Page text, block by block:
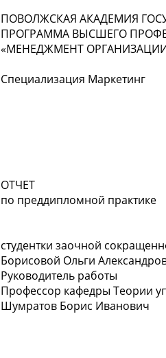
ПОВОЛЖСКАЯ АКАДЕМИЯ
ПРОГРАММА ВЫСШЕГО
«МЕНЕДЖМЕНТ
Специализация Маркетинг
ОТЧЕТ
по преддипломной практике
студентки заочной
Борисовой Ольги
Руководитель работы
Профессор кафедры Теории
Шумратов Борис Иванович